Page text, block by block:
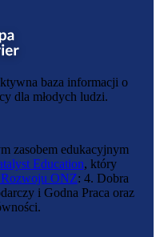
baza informacji o
dla młodych ludzi.
zasobem edukacyjnym
Education, który
ONZ: 4. Dobra
i Godna Praca oraz